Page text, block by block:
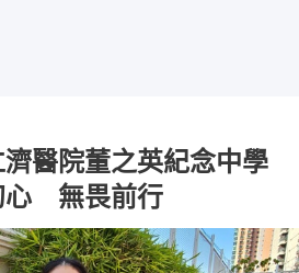
濟醫院董之英紀念中學
無畏前行